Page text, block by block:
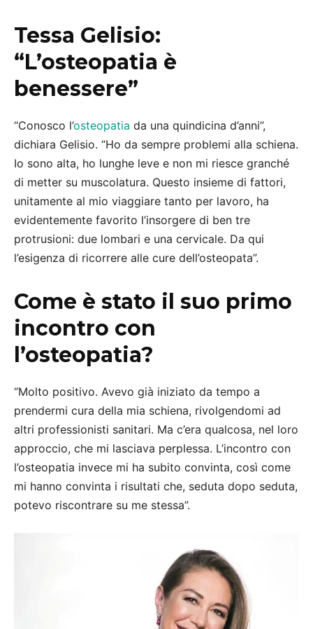
Tessa Gelisio:
“L’osteopatia è
benessere”
“Conosco l’osteopatia da una quindicina d’anni”,
dichiara Gelisio. “Ho da sempre problemi alla schiena.
Io sono alta, ho lunghe leve e non mi riesce granché
di metter su muscolatura. Questo insieme di fattori,
unitamente al mio viaggiare tanto per lavoro, ha
evidentemente favorito l’insorgere di ben tre
protrusioni: due lombari e una cervicale. Da qui
l’esigenza di ricorrere alle cure dell’osteopata”.
Come è stato il suo primo
incontro con
l’osteopatia?
“Molto positivo. Avevo già iniziato da tempo a
prendermi cura della mia schiena, rivolgendomi ad
altri professionisti sanitari. Ma c’era qualcosa, nel loro
approccio, che mi lasciava perplessa. L’incontro con
l’osteopatia invece mi ha subito convinta, così come
mi hanno convinta i risultati che, seduta dopo seduta,
potevo riscontrare su me stessa”.